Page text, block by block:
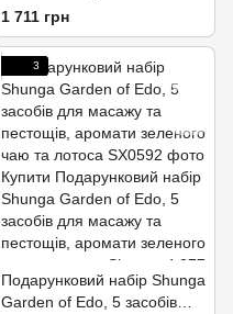
Bubblegum Play Kit,
масажна олія, гель, блиск
1 711 грн
3
Подарунковий набір Shunga
Garden of Edo, 5 засобів